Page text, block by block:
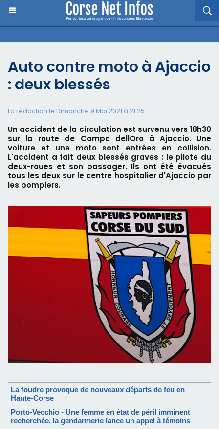
Auto contre moto à Ajaccio
: deux blessés
La rédaction le Dimanche 9 Mai 2021 à 21:25
Un accident de la circulation est survenu vers 18h30
sur la route de Campo dellOro à Ajaccio. Une
voiture et une moto sont entrées en collision.
L'accident a fait deux blessés graves : le pilote du
deux-roues et son passager. Ils ont été évacués
tous les deux sur le centre hospitalier d'Ajaccio par
les pompiers.
La foudre provoque de nouveaux départs de feu en
Haute-Corse
Porto-Vecchio - Une femme en état de péril imminent
recherchée, la gendarmerie lance un appel à témoins